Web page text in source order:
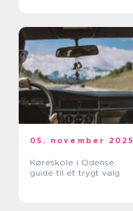
05. november 2025
Køreskole i Odense:
guide til et trygt valg